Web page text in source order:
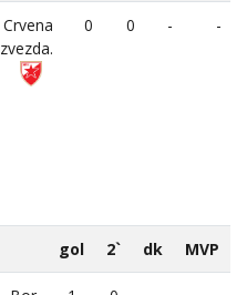
Crvena
zvezda.
0 0 - -
gol 2` dk MVP